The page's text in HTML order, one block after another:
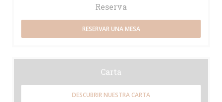
Reserva
RESERVAR UNA MESA
Carta
DESCUBRIR NUESTRA CARTA